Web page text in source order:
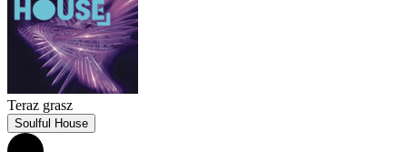
Teraz grasz
Soulful House